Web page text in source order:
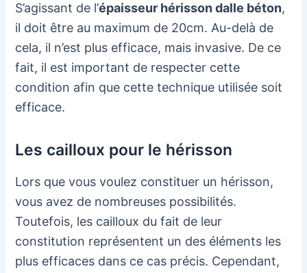
S’agissant de l’épaisseur hérisson dalle béton,
il doit être au maximum de 20cm. Au-delà de
cela, il n’est plus efficace, mais invasive. De ce
fait, il est important de respecter cette
condition afin que cette technique utilisée soit
efficace.
Les cailloux pour le hérisson
Lors que vous voulez constituer un hérisson,
vous avez de nombreuses possibilités.
Toutefois, les cailloux du fait de leur
constitution représentent un des éléments les
plus efficaces dans ce cas précis. Cependant,